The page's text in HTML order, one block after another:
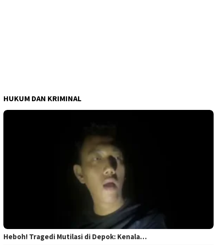
HUKUM DAN KRIMINAL
Heboh! Tragedi Mutilasi di Depok: Kenala…